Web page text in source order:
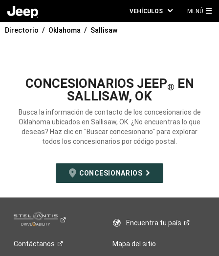
VEHÍCULOS MENÚ
Directorio Oklahoma Sallisaw
CONCESIONARIOS JEEP® EN
SALLISAW, OK
Busca la información de contacto de los concesionarios de
Oklahoma ubicados en Sallisaw, OK. ¿No encuentras lo que
deseas? Haz clic en "Buscar concesionario" para explorar
todos los concesionarios por código postal.
CONCESIONARIOS
Encuentra tupaís
Contáctanos Mapa del sitio